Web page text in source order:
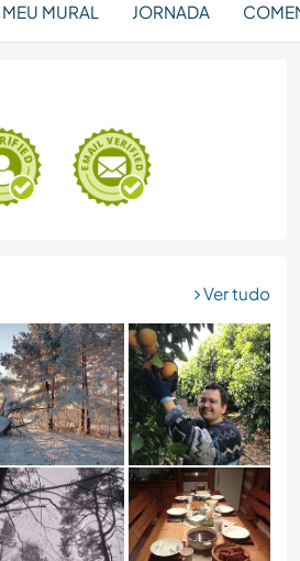
MEU MURAL JORNADA
Ver tudo